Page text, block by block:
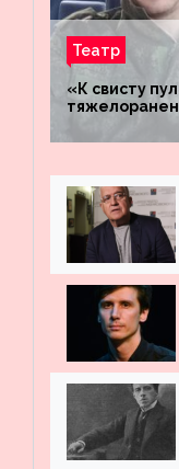
Театр
«К свисту
четыре
поле